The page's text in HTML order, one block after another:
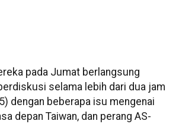
pada Jumat berlangsung
selama lebih dari dua jam
dengan beberapa isu mengenai
depan Taiwan, dan perang AS-